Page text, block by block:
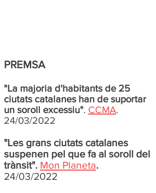
PREMSA
"La majoria d'habitants de 25
ciutats catalanes han de suportar
un soroll excessiu". CCMA.
24/03/2022
"Les grans ciutats catalanes
suspenen pel que fa al soroll del
trànsit". Mon Planeta.
24/03/2022